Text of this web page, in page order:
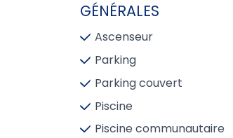
GÉNÉRALES
Ascenseur
Parking
Parking couvert
Piscine
Piscine communautaire